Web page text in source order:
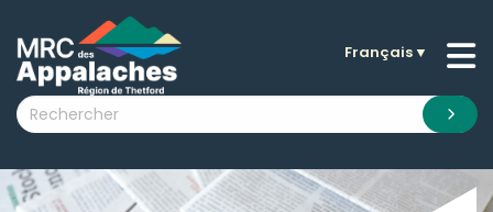
submenu (La MRC )
submenu (Citoyens )
submenu (Visiteurs )
Français▼